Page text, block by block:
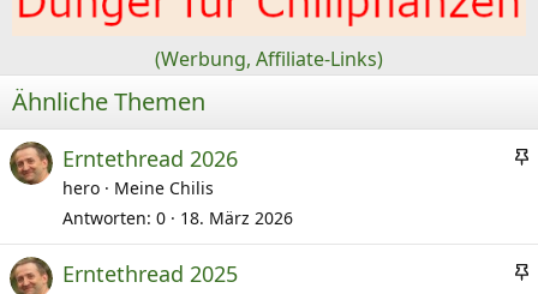
(Werbung, Affiliate-Links)
Ähnliche Themen
A
e
p
Erntethread 2026
hero
Meine Chilis
Antworten 0 18. März 2026
A
Erntethread 2025